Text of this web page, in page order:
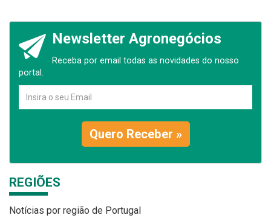
Newsletter Agronegócios
Receba por email todas as novidades do nosso
portal.
Quero Receber »
REGIÕES
Notícias por região de Portugal